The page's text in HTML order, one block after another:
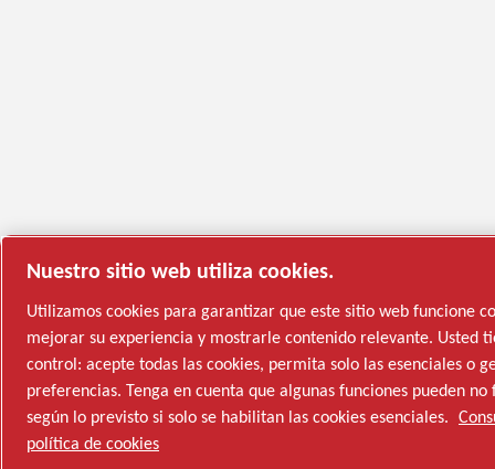
Nuestro sitio web utiliza cookies.
Utilizamos cookies para garantizar que este sitio web funcione
mejorar su experiencia y mostrarle contenido relevante. Usted
control: acepte todas las cookies, permita solo las esenciales o
preferencias. Tenga en cuenta que algunas funciones pueden no
según lo previsto si solo se habilitan las cookies esenciales.
política de cookies